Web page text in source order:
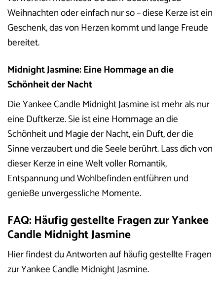
Weihnachten oder einfach nur so – diese Kerze ist ein
Geschenk, das von Herzen kommt und lange Freude
bereitet.
Midnight Jasmine: Eine Hommage an die
Schönheit der Nacht
Die Yankee Candle Midnight Jasmine ist mehr als nur
eine Duftkerze. Sie ist eine Hommage an die
Schönheit und Magie der Nacht, ein Duft, der die
Sinne verzaubert und die Seele berührt. Lass dich von
dieser Kerze in eine Welt voller Romantik,
Entspannung und Wohlbefinden entführen und
genieße unvergessliche Momente.
FAQ: Häufig gestellte Fragen zur Yankee
Candle Midnight Jasmine
Hier findest du Antworten auf häufig gestellte Fragen
zur Yankee Candle Midnight Jasmine.